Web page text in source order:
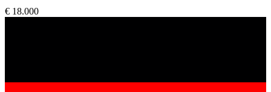
€ 18.000